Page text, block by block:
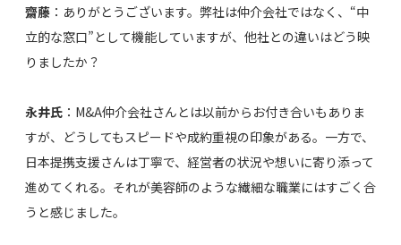
齋藤 ：ありがとうございます。弊社は仲介会社ではなく、“中
立的な窓口”として機能していますが、他社との違いはどう映
りましたか？
永井氏 ：M&A仲介会社さんとは以前からお付き合いもありま
すが、どうしてもスピードや成約重視の印象がある。一方で、
日本提携支援さんは丁寧で、経営者の状況や想いに寄り添って
進めてくれる。それが美容師のような繊細な職業にはすごく合
うと感じました。